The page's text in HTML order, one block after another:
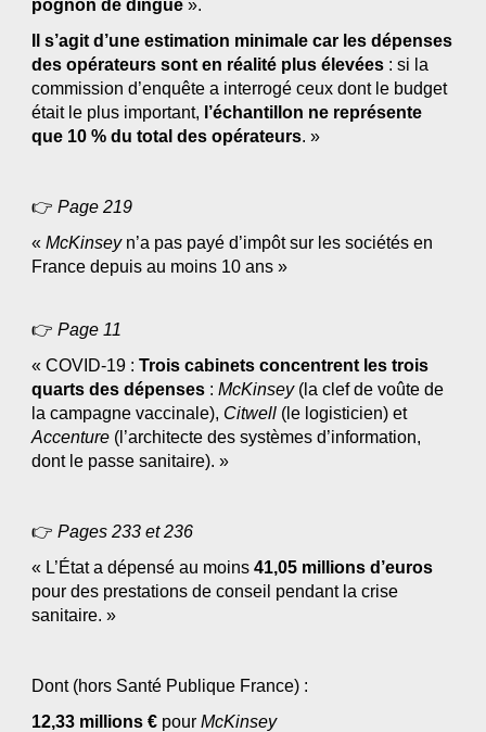
pognon de dingue ».
Il s’agit d’une estimation minimale car les dépenses
des opérateurs sont en réalité plus élevées : si la
commission d’enquête a interrogé ceux dont le budget
était le plus important, l’échantillon ne représente
que 10 % du total des opérateurs. »
👉 Page 219
« McKinsey n’a pas payé d’impôt sur les sociétés en
France depuis au moins 10 ans »
👉 Page 11
« COVID-19 : Trois cabinets concentrent les trois
quarts des dépenses : McKinsey (la clef de voûte de
la campagne vaccinale), Citwell
(le logisticien) et
Accenture (l’architecte des systèmes d’information,
dont le passe sanitaire). »
👉 Pages 233 et 236
« L’État a dépensé au moins 41,05 millions d’euros
pour des prestations de conseil pendant la crise
sanitaire. »
Dont (hors Santé Publique France) :
12,33 millions € pour McKinsey